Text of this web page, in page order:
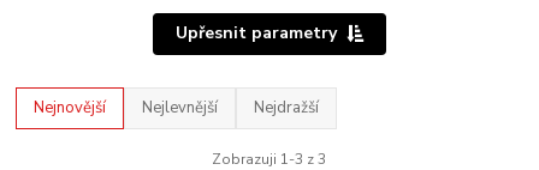
Upřesnit parametry
Nejnovější Nejlevnější Nejdražší
Zobrazuji 1-3 z 3